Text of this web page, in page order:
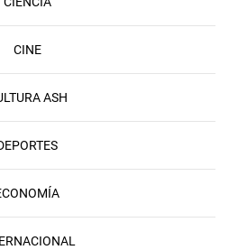
CINE
ASH